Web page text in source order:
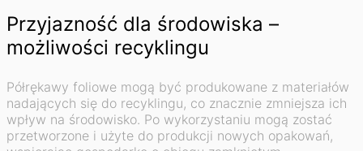
Przyjazność dla środowiska –
możliwości recyklingu
Półrękawy foliowe mogą być produkowane z materiałów
nadających się do recyklingu, co znacznie zmniejsza ich
wpływ na środowisko. Po wykorzystaniu mogą zostać
przetworzone i użyte do produkcji nowych opakowań,